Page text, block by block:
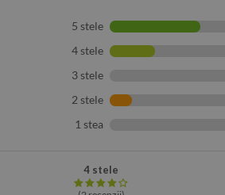
5 stele
4 stele
3 stele
2 stele
1 stea
4 stele